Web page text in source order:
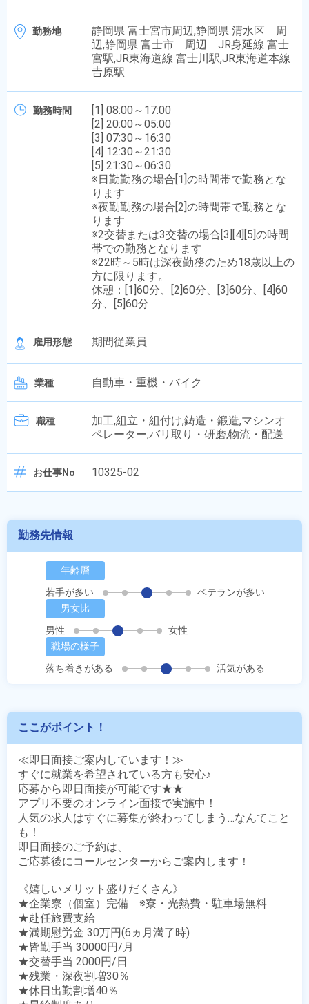
勤務地
静岡県 富士宮市周辺,静岡県 清水区 周
辺,静岡県 富士市 周辺 JR身延線 富士
宮駅,JR東海道線 富士川駅,JR東海道本線
𠮷原駅
勤務時間
[1] 08:00～17:00
[2] 20:00～05:00
[3] 07:30～16:30
[4] 12:30～21:30
[5] 21:30～06:30
※日勤勤務の場合[1]の時間帯で勤務とな
ります
※夜勤勤務の場合[2]の時間帯で勤務とな
ります
※2交替または3交替の場合[3][4][5]の時間
帯での勤務となります
※22時～5時は深夜勤務のため18歳以上の
方に限ります。
休憩：[1]60分、[2]60分、[3]60分、[4]60
分、[5]60分
雇用形態 期間従業員
業種 自動車・重機・バイク
職種
加工,組立・組付け,鋳造・鍛造,マシンオ
ペレーター,バリ取り・研磨,物流・配送
お仕事No 10325-02
勤務先情報
年齢層
若手が多い
ベテランが多い
男女比
男性
女性
職場の様子
落ち着きがある
活気がある
ここがポイント！
≪即日面接ご案内しています！≫
すぐに就業を希望されている方も安心♪
応募から即日面接が可能です★★
アプリ不要のオンライン面接で実施中！
人気の求人はすぐに募集が終わってしまう…なんてこと
も！
即日面接のご予約は、
ご応募後にコールセンターからご案内します！
《嬉しいメリット盛りだくさん》
★企業寮（個室）完備　※寮・光熱費・駐車場無料
★赴任旅費支給
★満期慰労金 30万円(6ヵ月満了時)
★皆勤手当 30000円/月
★交替手当 2000円/日
★残業・深夜割増30％
★休日出勤割増40％